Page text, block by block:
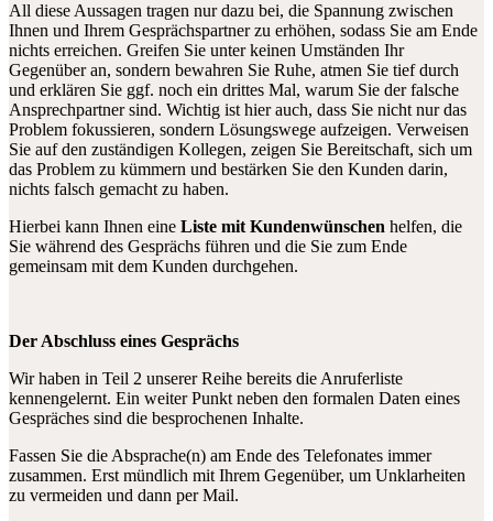
All diese Aussagen tragen nur dazu bei, die Spannung zwischen
Ihnen und Ihrem Gesprächspartner zu erhöhen, sodass Sie am Ende
nichts erreichen. Greifen Sie unter keinen Umständen Ihr
Gegenüber an, sondern bewahren Sie Ruhe, atmen Sie tief durch
und erklären Sie ggf. noch ein drittes Mal, warum Sie der falsche
Ansprechpartner sind. Wichtig ist hier auch, dass Sie nicht nur das
Problem fokussieren, sondern Lösungswege aufzeigen. Verweisen
Sie auf den zuständigen Kollegen, zeigen Sie Bereitschaft, sich um
das Problem zu kümmern und bestärken Sie den Kunden darin,
nichts falsch gemacht zu haben.
Hierbei kann Ihnen eine Liste mit Kundenwünschen helfen, die
Sie während des Gesprächs führen und die Sie zum Ende
gemeinsam mit dem Kunden durchgehen.
Der Abschluss eines Gesprächs
Wir haben in Teil 2 unserer Reihe bereits die Anruferliste
kennengelernt. Ein weiter Punkt neben den formalen Daten eines
Gespräches sind die besprochenen Inhalte.
Fassen Sie die Absprache(n) am Ende des Telefonates immer
zusammen. Erst mündlich mit Ihrem Gegenüber, um Unklarheiten
zu vermeiden und dann per Mail.